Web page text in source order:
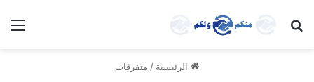
بحث عن
الرئيسية / متفرقات